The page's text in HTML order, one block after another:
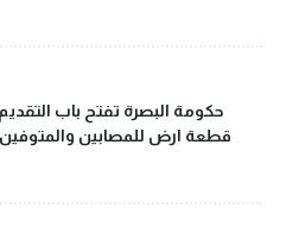
حكومة البصرة تفتح باب
قطعة ارض للمصابين والمتوفين